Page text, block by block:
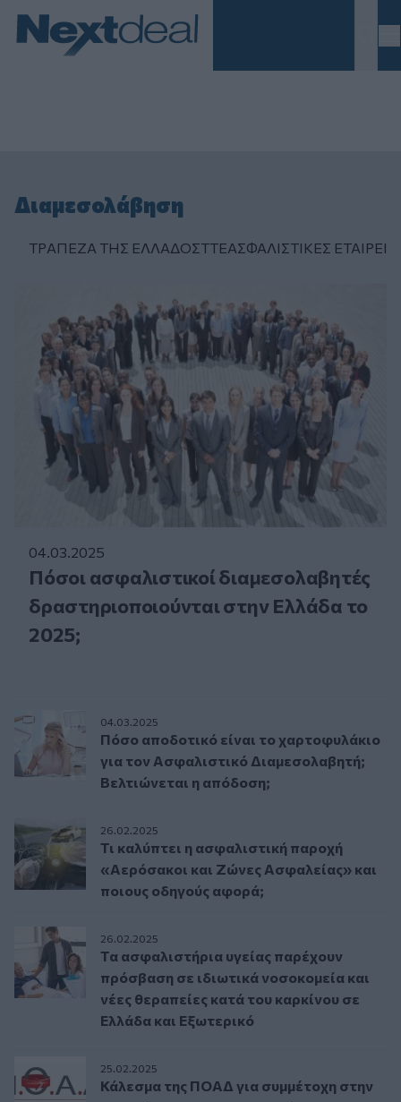
Διαμεσολάβηση
ΤΡAΠΕΖΑ ΤΗΣ ΕΛΛAΔΟΣΤΤΕΑΣΦΑΛΙΣΤΙΚΕΣ
04.03.2025
Πόσοι ασφαλιστικοί διαμεσολαβητές
δραστηριοποιούνται στην Ελλάδα το
2025;
04.03.2025
Πόσο αποδοτικό είναι το χαρτοφυλάκιο
για τον Ασφαλιστικό Διαμεσολαβητή;
Βελτιώνεται η απόδοση;
26.02.2025
Τι καλύπτει η ασφαλιστική παροχή
«Αερόσακοι και Ζώνες Ασφαλείας» και
ποιους οδηγούς αφορά;
26.02.2025
Τα ασφαλιστήρια υγείας παρέχουν
πρόσβαση σε ιδιωτικά νοσοκομεία και
νέες θεραπείες κατά του καρκίνου σε
Ελλάδα και Εξωτερικό
25.02.2025
Κάλεσμα της ΠΟΑΔ για συμμέτοχη στην